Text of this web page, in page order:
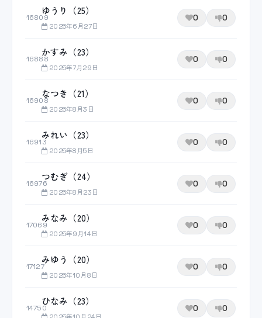
16809
ゆうり（25）
2025年6月27日
0 0
16888
かすみ（23）
2025年7月29日
0 0
16908
なつき（21）
2025年8月3日
0 0
16913
みれい（23）
2025年8月5日
0 0
16976
つむぎ（24）
2025年8月23日
0 0
17069
みなみ（20）
2025年9月14日
0 0
17127
みゆう（20）
2025年10月8日
0 0
14750
ひなみ（23）
0 0